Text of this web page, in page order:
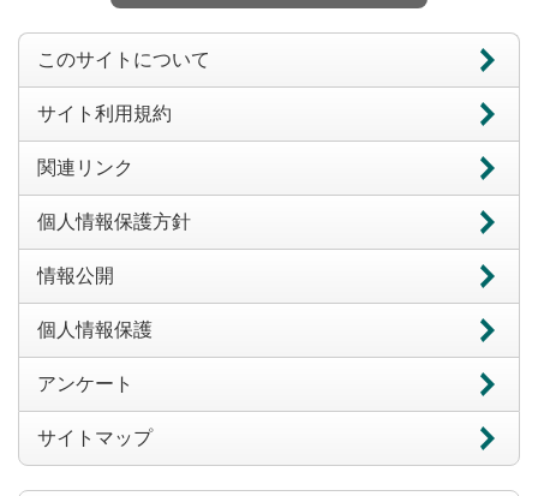
このサイトについて
サイト利用規約
関連リンク
個人情報保護方針
情報公開
個人情報保護
アンケート
サイトマップ